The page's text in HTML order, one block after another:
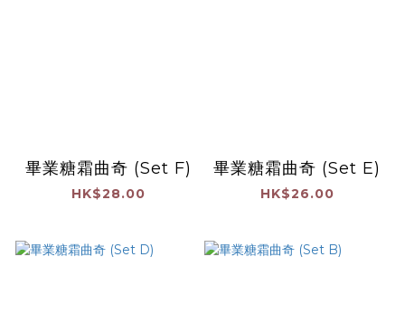
畢業糖霜曲奇 (Set F)
HK$28.00
畢業糖霜曲奇 (Set E)
HK$26.00